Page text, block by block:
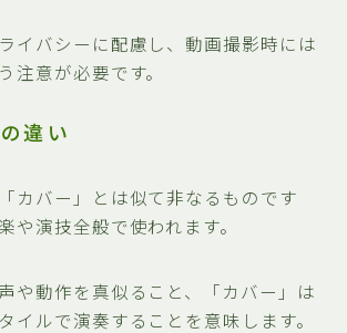
イバシーに配慮し、動画撮影時には
注意が必要です。
違い
カバー」とは似て非なるものです
や演技全般で使われます。
や動作を真似ること、「カバー」は
イルで演奏することを意味します。